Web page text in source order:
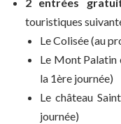
2 entrées
touristiques
Le Colisée (au
Le Mont Palatin
la 1ère journée)
Le château
journée)